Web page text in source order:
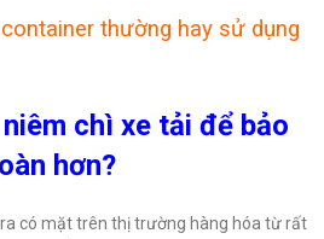
thường hay sử dụng
chì xe tải để bảo
hơn?
có mặt trên thị trường hàng hóa từ rất